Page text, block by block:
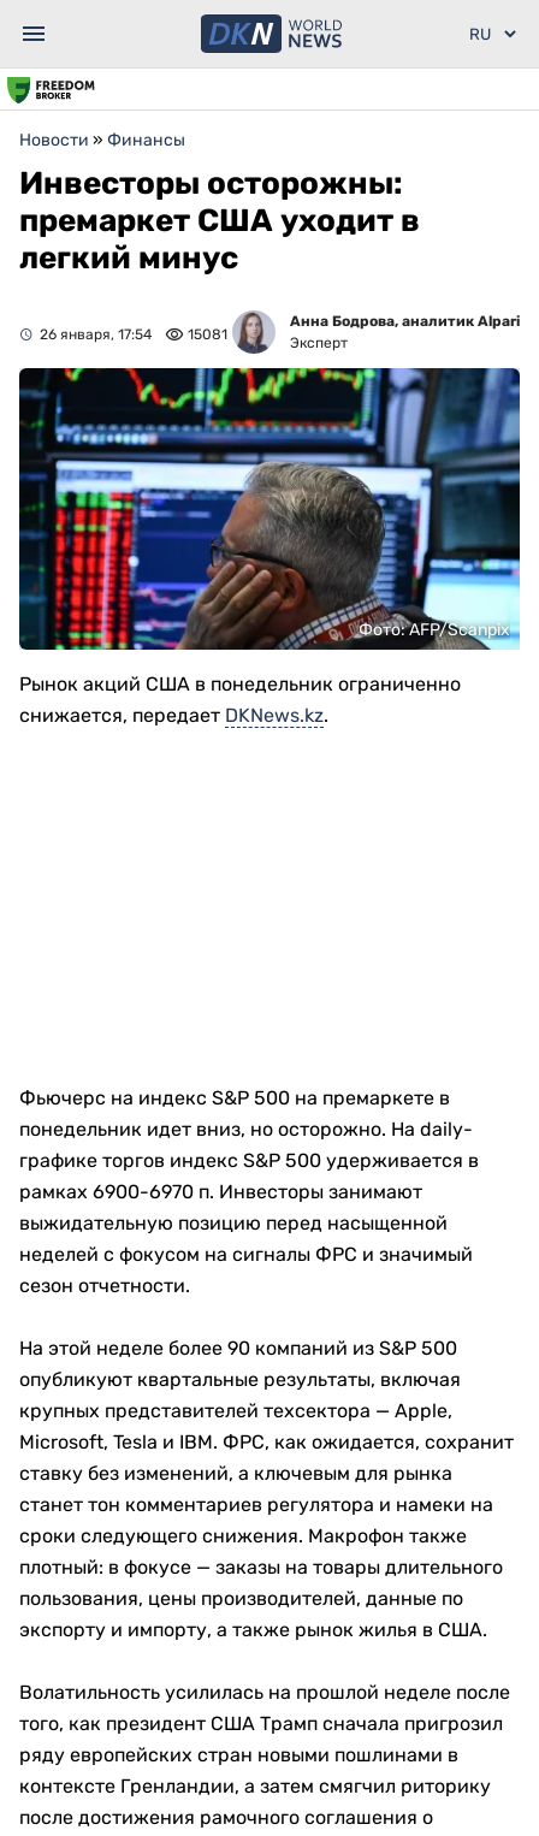
Новости » Финансы
Инвесторы осторожны:
премаркет США уходит в
легкий минус
26 января, 17:54 15081
Анна Бодрова, аналитик Alpari
Эксперт
Фото: AFP/Scanpix
Рынок акций США в понедельник ограниченно
снижается, передает DKNews.kz.
Фьючерс на индекс S&P 500 на премаркете в
понедельник идет вниз, но осторожно. На daily-
графике торгов индекс S&P 500 удерживается в
рамках 6900-6970 п. Инвесторы занимают
выжидательную позицию перед насыщенной
неделей с фокусом на сигналы ФРС и значимый
сезон отчетности.
На этой неделе более 90 компаний из S&P 500
опубликуют квартальные результаты, включая
крупных представителей техсектора — Apple,
Microsoft, Tesla и IBM. ФРС, как ожидается, сохранит
ставку без изменений, а ключевым для рынка
станет тон комментариев регулятора и намеки на
сроки следующего снижения. Макрофон также
плотный: в фокусе — заказы на товары длительного
пользования, цены производителей, данные по
экспорту и импорту, а также рынок жилья в США.
Волатильность усилилась на прошлой неделе после
того, как президент США Трамп сначала пригрозил
ряду европейских стран новыми пошлинами в
контексте Гренландии, а затем смягчил риторику
после достижения рамочного соглашения о